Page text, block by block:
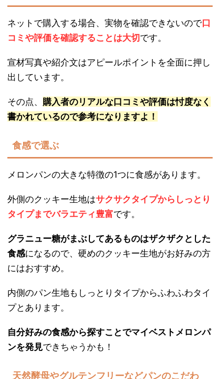
ネットで購入する場合、実物を確認できないので口
コミや評価を確認することは大切です。
宣材写真や紹介文はアピールポイントを全面に押し
出しています。
その点、 購入者のリアルな口コミや評価は忖度なく
書かれているので参考になりますよ！
食感で選ぶ
メロンパンの大きな特徴の1つに食感があります。
外側のクッキー生地はサクサクタイプからしっとり
タイプまでバラエティ豊富です。
グラニュー糖がまぶしてあるものはザクザクとした
食感になるので、硬めのクッキー生地がお好みの方
にはおすすめ。
内側のパン生地もしっとりタイプからふわふわタイ
プとあります。
自分好みの食感から探すことでマイベストメロンパ
ンを発見できちゃうかも！
天然酵母やグルテンフリーなどパンのこだわ